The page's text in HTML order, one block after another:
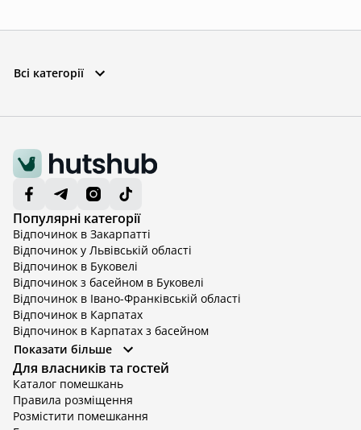
Всі категорії
Популярні категорії
Відпочинок в Закарпатті
Відпочинок у Львівській області
Відпочинок в Буковелі
Відпочинок з басейном в Буковелі
Відпочинок в Івано-Франківській області
Відпочинок в Карпатах
Відпочинок в Карпатах з басейном
Відпочинок в Київській області
Відпочинок в Київській області з басейном
Відпочинок в Тернопільській області
Відпочинок у Вінницькій області
Відпочинок в Яремче
Показати більше
Для власників та гостей
Каталог помешкань
Правила розміщення
Розмістити помешкання